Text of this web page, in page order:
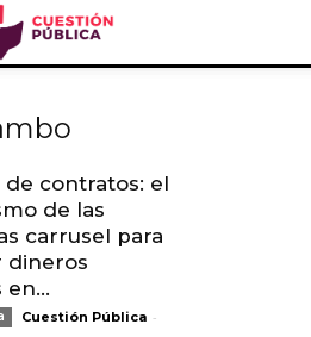
de contratos: el
de las
carrusel para
dineros
en...
Cuestión Pública -